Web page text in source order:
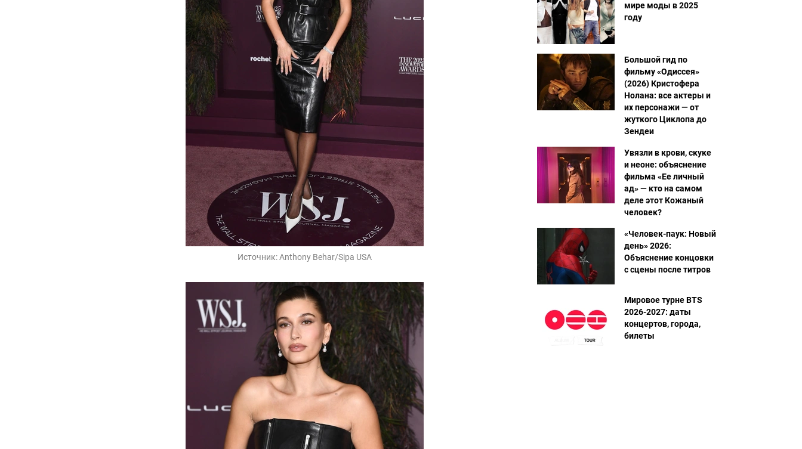
Источник:Anthony Behar/Sipa USA
мире моды в 2025
году
Большой гид по
фильму «Одиссея»
(2026) Кристофера
Нолана: все актеры и
их персонажи — от
жуткого Циклопа до
Зендеи
Увязли в крови, скуке
и неоне: объяснение
фильма «Ее личный
ад» — кто на самом
деле этот Кожаный
человек?
«Человек-паук: Новый
день» 2026:
Объяснение концовки
с сцены после титров
Мировое турне BTS
2026-2027: даты
концертов, города,
билеты